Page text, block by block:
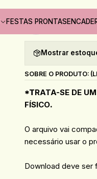
FESTAS PRONTASAdicionar à
Mostrar
SOBRE O PRODUTO:
*TRATA-SE DE
FÍSICO.
O arquivo vai
necessário usar o
Download deve ser